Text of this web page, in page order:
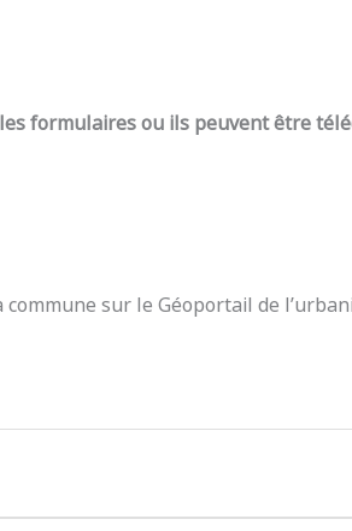
formulaires ou ils peuvent être
sur le Géoportail de